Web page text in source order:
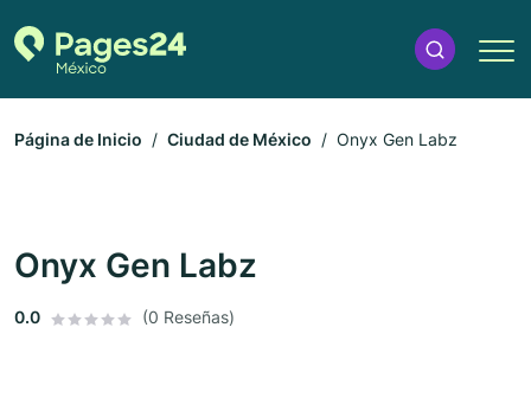
Página de Inicio Ciudad de México Onyx Gen Labz
Onyx Gen Labz
0.0 (0 Reseñas)